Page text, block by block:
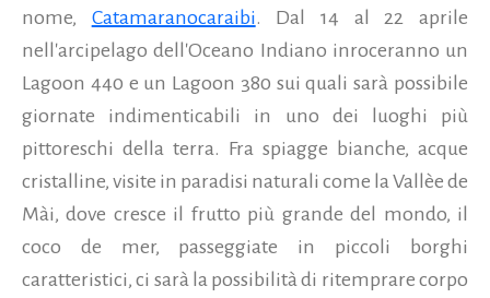
nome, Catamaranocaraibi. Dal 14 al 22 aprile
nell'arcipelago dell'Oceano Indiano inroceranno un
Lagoon 440 e un Lagoon 380 sui quali sarà possibile
giornate indimenticabili in uno dei luoghi più
pittoreschi della terra. Fra spiagge bianche, acque
cristalline, visite in paradisi naturali come la Vallèe de
Mài, dove cresce il frutto più grande del mondo, il
coco de mer, passeggiate in piccoli borghi
caratteristici, ci sarà la possibilità di ritemprare corpo